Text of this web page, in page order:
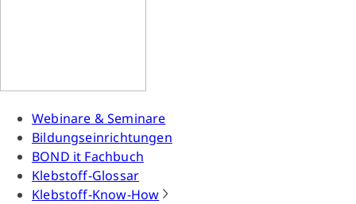
Webinare & Seminare
Bildungseinrichtungen
BOND it Fachbuch
Klebstoff-Glossar
Klebstoff-Know-How